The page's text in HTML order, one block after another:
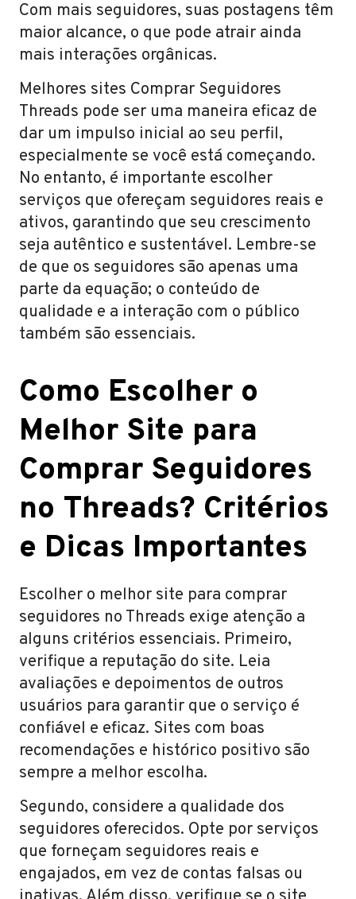
Com mais seguidores, suas postagens têm
maior alcance, o que pode atrair ainda
mais interações orgânicas.
Melhores sites Comprar Seguidores
Threads pode ser uma maneira eficaz de
dar um impulso inicial ao seu perfil,
especialmente se você está começando.
No entanto, é importante escolher
serviços que ofereçam seguidores reais e
ativos, garantindo que seu crescimento
seja autêntico e sustentável. Lembre-se
de que os seguidores são apenas uma
parte da equação; o conteúdo de
qualidade e a interação com o público
também são essenciais.
Como Escolher o
Melhor Site para
Comprar Seguidores
no Threads? Critérios
e Dicas Importantes
Escolher o melhor site para comprar
seguidores no Threads exige atenção a
alguns critérios essenciais. Primeiro,
verifique a reputação do site. Leia
avaliações e depoimentos de outros
usuários para garantir que o serviço é
confiável e eficaz. Sites com boas
recomendações e histórico positivo são
sempre a melhor escolha.
Segundo, considere a qualidade dos
seguidores oferecidos. Opte por serviços
que forneçam seguidores reais e
engajados, em vez de contas falsas ou